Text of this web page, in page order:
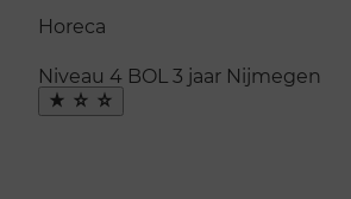
Horeca
Niveau 4 BOL 3 jaar Nijmegen
Maak
favoriet